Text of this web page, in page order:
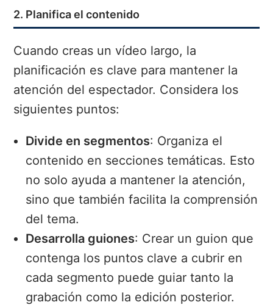
2. Planifica el contenido
Cuando creas un vídeo largo, la
planificación es clave para mantener la
atención del espectador. Considera los
siguientes puntos:
Divide en segmentos: Organiza el
contenido en secciones temáticas. Esto
no solo ayuda a mantener la atención,
sino que también facilita la comprensión
del tema.
Desarrolla guiones: Crear un guion que
contenga los puntos clave a cubrir en
cada segmento puede guiar tanto la
grabación como la edición posterior.